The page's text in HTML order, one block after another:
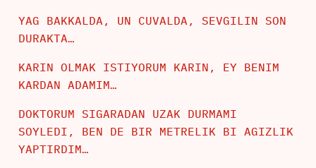
YAG BAKKALDA, UN CUVALDA, SEVGILIN SON
DURAKTA…
KARIN OLMAK ISTIYORUM KARIN, EY BENIM
KARDAN ADAMIM…
DOKTORUM SIGARADAN UZAK DURMAMI
SOYLEDI, BEN DE BIR METRELIK BI AGIZLIK
YAPTIRDIM…